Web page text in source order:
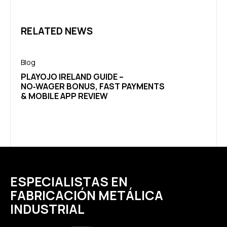
RELATED NEWS
Blog
PLAYOJO IRELAND GUIDE –
NO‑WAGER BONUS, FAST PAYMENTS
& MOBILE APP REVIEW
ESPECIALISTAS EN
FABRICACIÓN METÁLICA
INDUSTRIAL